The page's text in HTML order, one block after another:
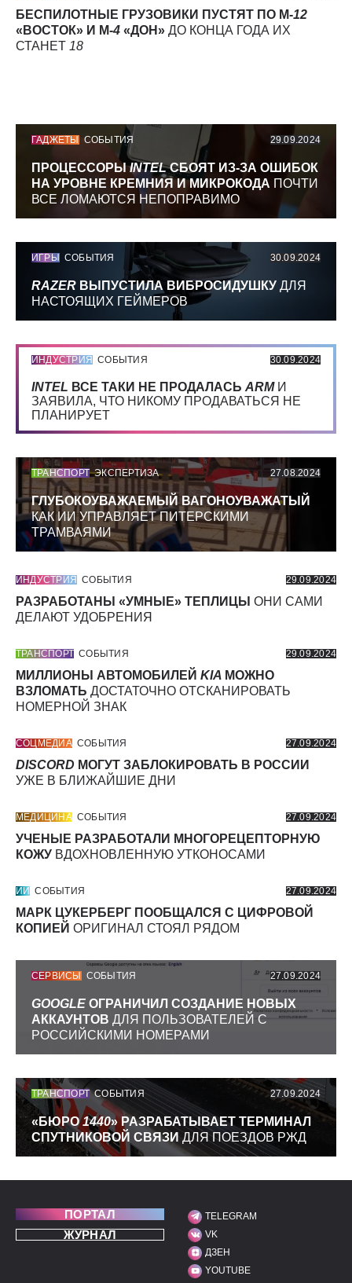
БЕСПИЛОТНЫЕ ГРУЗОВИКИ ПУСТЯТ ПО М-12
«ВОСТОК» И М-4 «ДОН» ДО КОНЦА ГОДА ИХ
СТАНЕТ 18
ГАДЖЕТЫ СОБЫТИЯ 29.09.2024
ПРОЦЕССОРЫINTELСБОЯТ ИЗ-ЗА ОШИБОК
НА УРОВНЕ КРЕМНИЯ И МИКРОКОДА ПОЧТИ
ВСЕ ЛОМАЮТСЯ НЕПОПРАВИМО
ИГРЫ СОБЫТИЯ 30.09.2024
RAZER ВЫПУСТИЛА ВИБРОСИДУШКУ ДЛЯ
НАСТОЯЩИХ ГЕЙМЕРОВ
ИНДУСТРИЯ СОБЫТИЯ 30.09.2024
INTEL ВСЕ ТАКИ НЕ ПРОДАЛАСЬ ARMИ
ЗАЯВИЛА, ЧТО НИКОМУ ПРОДАВАТЬСЯ НЕ
ПЛАНИРУЕТ
ТРАНСПОРТ ЭКСПЕРТИЗА 27.08.2024
ГЛУБОКОУВАЖАЕМЫЙ ВАГОНОУВАЖАТЫЙ
КАК ИИ УПРАВЛЯЕТ ПИТЕРСКИМИ
ТРАМВАЯМИ
ИНДУСТРИЯ СОБЫТИЯ 29.09.2024
РАЗРАБОТАНЫ «УМНЫЕ» ТЕПЛИЦЫ ОНИ САМИ
ДЕЛАЮТ УДОБРЕНИЯ
ТРАНСПОРТ СОБЫТИЯ 29.09.2024
МИЛЛИОНЫ АВТОМОБИЛЕЙ KIA МОЖНО
ВЗЛОМАТЬ ДОСТАТОЧНО ОТСКАНИРОВАТЬ
НОМЕРНОЙ ЗНАК
СОЦМЕДИА СОБЫТИЯ 27.09.2024
DISCORD МОГУТ ЗАБЛОКИРОВАТЬ В РОССИИ
УЖЕ В БЛИЖАЙШИЕ ДНИ
МЕДИЦИНА СОБЫТИЯ 27.09.2024
УЧЕНЫЕ РАЗРАБОТАЛИ МНОГОРЕЦЕПТОРНУЮ
КОЖУ ВДОХНОВЛЕННУЮ УТКОНОСАМИ
ИИ СОБЫТИЯ 27.09.2024
МАРК ЦУКЕРБЕРГ ПООБЩАЛСЯ С ЦИФРОВОЙ
КОПИЕЙ ОРИГИНАЛ СТОЯЛ РЯДОМ
СЕРВИСЫ СОБЫТИЯ 27.09.2024
GOOGLE ОГРАНИЧИЛ СОЗДАНИЕ НОВЫХ
АККАУНТОВ ДЛЯ ПОЛЬЗОВАТЕЛЕЙ С
РОССИЙСКИМИ НОМЕРАМИ
ТРАНСПОРТ СОБЫТИЯ 27.09.2024
«БЮРО1440» РАЗРАБАТЫВАЕТ ТЕРМИНАЛ
СПУТНИКОВОЙ СВЯЗИ ДЛЯ ПОЕЗДОВ РЖД
ПОРТАЛ
ЖУРНАЛ
МЫ В СОЦИАЛЬНЫХ
TELEGRAM
VK
ДЗЕН
YOUTUBE